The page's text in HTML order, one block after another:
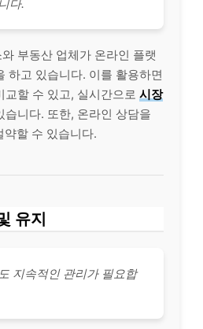
다.
부동산 업체가 온라인 플랫
하고 있습니다. 이를 활용하면
교할 수 있고, 실시간으로 시장
습니다. 또한, 온라인 상담을
약할 수 있습니다.
유지
지속적인 관리가 필요합